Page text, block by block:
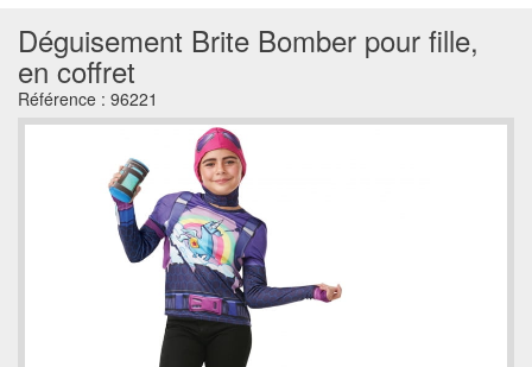
Déguisement Brite Bomber pour fille,
en coffret
Référence : 96221